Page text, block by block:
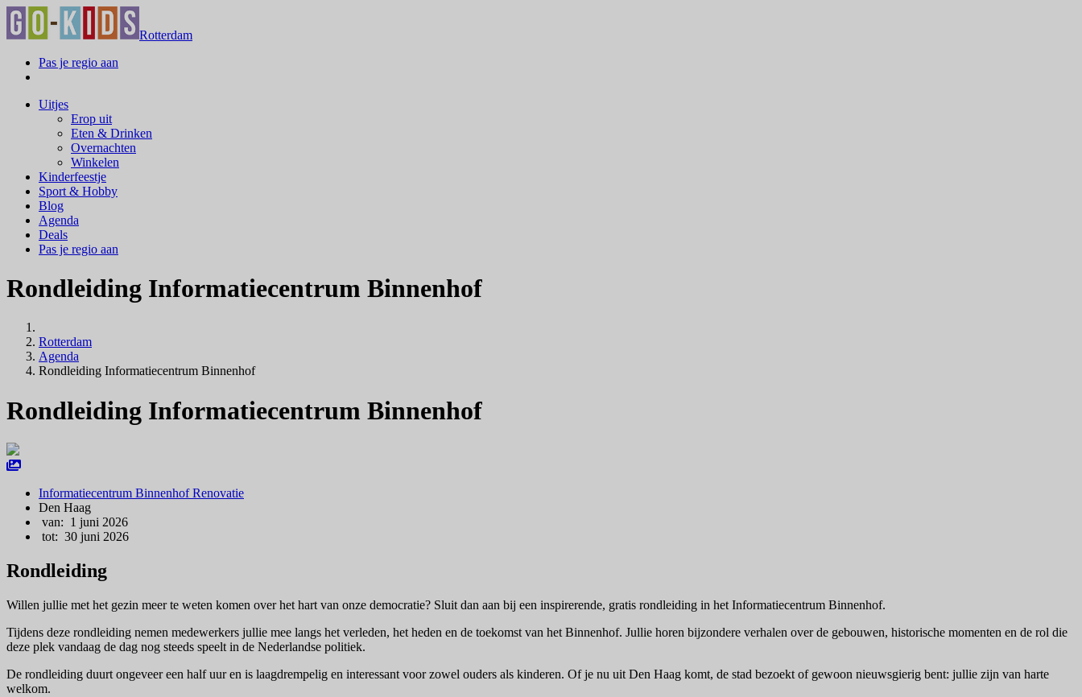
Rotterdam
Pas je regio aan
Uitjes
Erop uit
Eten & Drinken
Overnachten
Winkelen
Kinderfeestje
Sport & Hobby
Blog
Agenda
Deals
Pas je regio aan
Rondleiding Informatiecentrum Binnenhof
Rotterdam
Agenda
Rondleiding Informatiecentrum Binnenhof
Rondleiding Informatiecentrum Binnenhof
Informatiecentrum Binnenhof Renovatie
Den Haag
van: 1 juni 2026
tot: 30 juni 2026
Rondleiding
Willen jullie met het gezin meer te weten komen over het hart van onze democratie? Sluit dan aan bij een inspirerende, gratis rondleiding in het Informatiecentrum Binnenhof.
Tijdens deze rondleiding nemen medewerkers jullie mee langs het verleden, het heden en de toekomst van het Binnenhof. Jullie horen bijzondere verhalen over de gebouwen, historische momenten en de rol die
deze plek vandaag de dag nog steeds speelt in de Nederlandse politiek.
De rondleiding duurt ongeveer een half uur en is laagdrempelig en interessant voor zowel ouders als kinderen. Of je nu uit Den Haag komt, de stad bezoekt of gewoon nieuwsgierig bent: jullie zijn van harte
welkom.